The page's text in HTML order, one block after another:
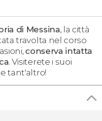
di Messina, la città
travolta nel corso
conserva intatta
. Visiterete i suoi
tant'altro!